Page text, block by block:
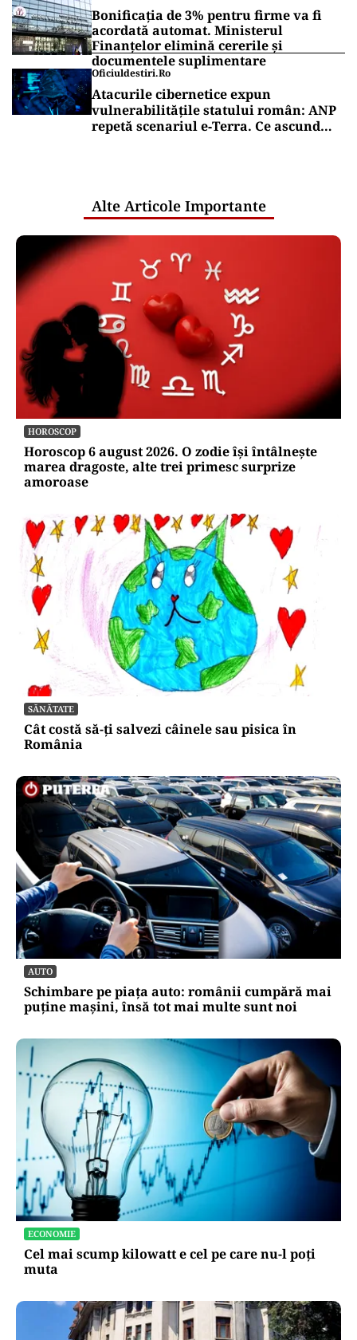
Bonificația de 3% pentru firme va fi
acordată automat. Ministerul
Finanțelor elimină cererile și
documentele suplimentare
Oficiuldestiri.ro
Atacurile cibernetice expun
vulnerabilitățile statului român: ANP
repetă scenariul e‑Terra. Ce ascund
Alte Articole Importante
HOROSCOP
Horoscop 6 august 2026. O zodie își întâlnește
marea dragoste, alte trei primesc surprize
amoroase
SĂNĂTATE
Cât costă să-ți salvezi câinele sau pisica în
România
AUTO
Schimbare pe piața auto: românii cumpără mai
puține mașini, însă tot mai multe sunt noi
ECONOMIE
Cel mai scump kilowatt e cel pe care nu-l poți
muta